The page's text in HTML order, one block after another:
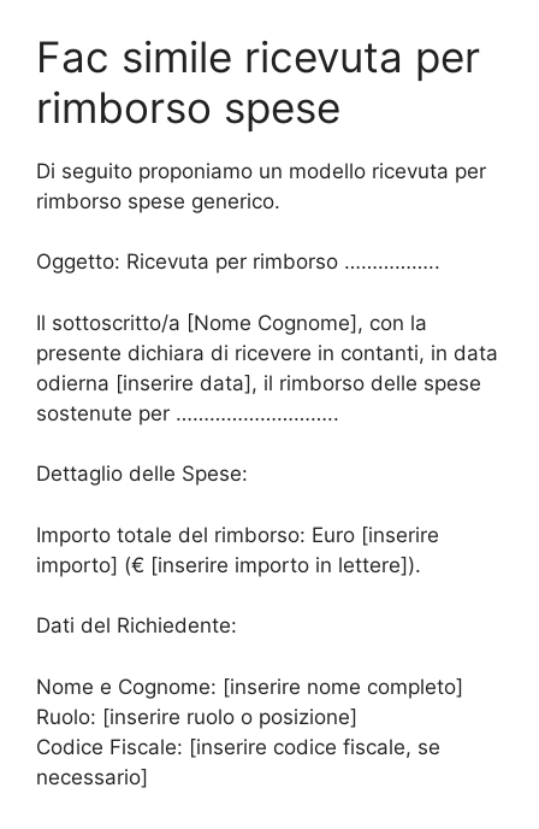
Fac simile ricevuta per
rimborso spese
Di seguito proponiamo un modello ricevuta per
rimborso spese generico.
Oggetto: Ricevuta per rimborso ……………..
Il sottoscritto/a [Nome Cognome], con la
presente dichiara di ricevere in contanti, in data
odierna [inserire data], il rimborso delle spese
sostenute per ………………………..
Dettaglio delle Spese:
Importo totale del rimborso: Euro [inserire
importo] (€ [inserire importo in lettere]).
Dati del Richiedente:
Nome e Cognome: [inserire nome completo]
Ruolo: [inserire ruolo o posizione]
Codice Fiscale: [inserire codice fiscale, se
necessario]